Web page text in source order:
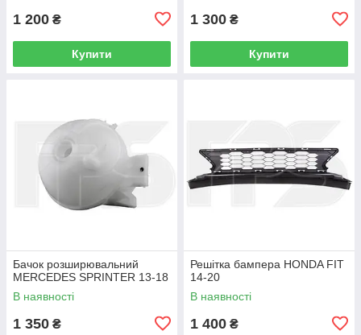
1 200 ₴
Купити
1 300 ₴
Купити
Бачок розширювальний
MERCEDES SPRINTER 13-18
В наявності
1 350 ₴
Решітка бампера HONDA FIT
14-20
В наявності
1 400 ₴